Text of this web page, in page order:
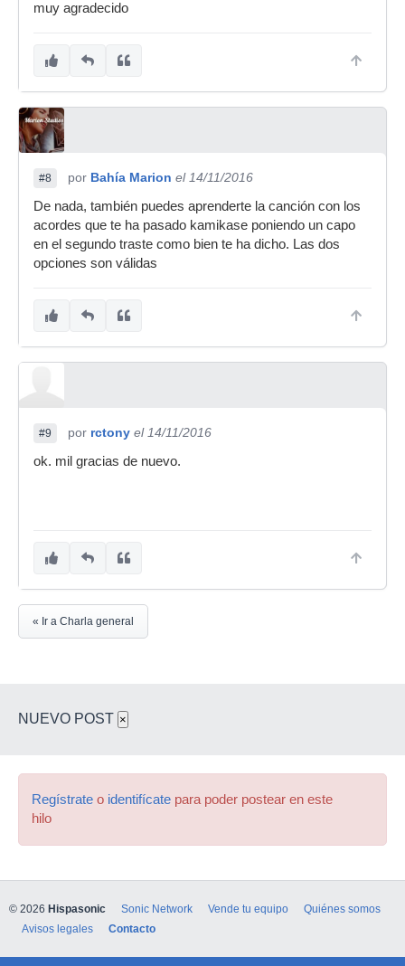
muy agradecido
#8 por Bahía Marion el 14/11/2016
De nada, también puedes aprenderte la canción con los
acordes que te ha pasado kamikase poniendo un capo
en el segundo traste como bien te ha dicho. Las dos
opciones son válidas
#9 por rctony el 14/11/2016
ok. mil gracias de nuevo.
« Ir a Charla general
NUEVO POST ×
Regístrate o identifícate para poder postear en este
hilo
© 2026 Hispasonic Sonic Network Vende tu equipo
Quiénes somos
Avisos legales
Contacto